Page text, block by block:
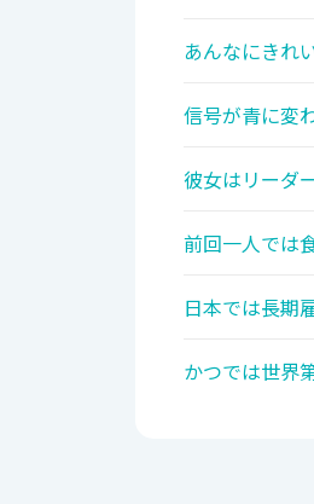
あんなにきれ
信号が青に変
彼女はリーダ
前回一人では
日本では長期
かつでは世界